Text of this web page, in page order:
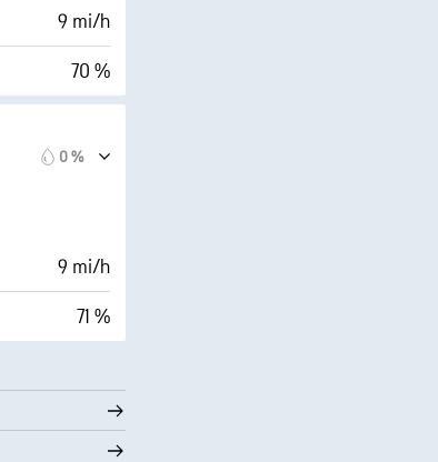
9 mi/h
70 %
10 mi
0 %
9 mi/h
71 %
10 mi
30000 ft